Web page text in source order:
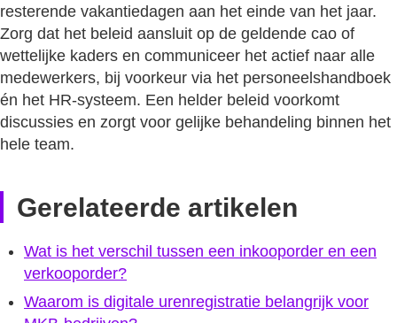
resterende vakantiedagen aan het einde van het jaar.
Zorg dat het beleid aansluit op de geldende cao of
wettelijke kaders en communiceer het actief naar alle
medewerkers, bij voorkeur via het personeelshandboek
én het HR-systeem. Een helder beleid voorkomt
discussies en zorgt voor gelijke behandeling binnen het
hele team.
Gerelateerde artikelen
Wat is het verschil tussen een inkooporder en een
verkooporder?
Waarom is digitale urenregistratie belangrijk voor